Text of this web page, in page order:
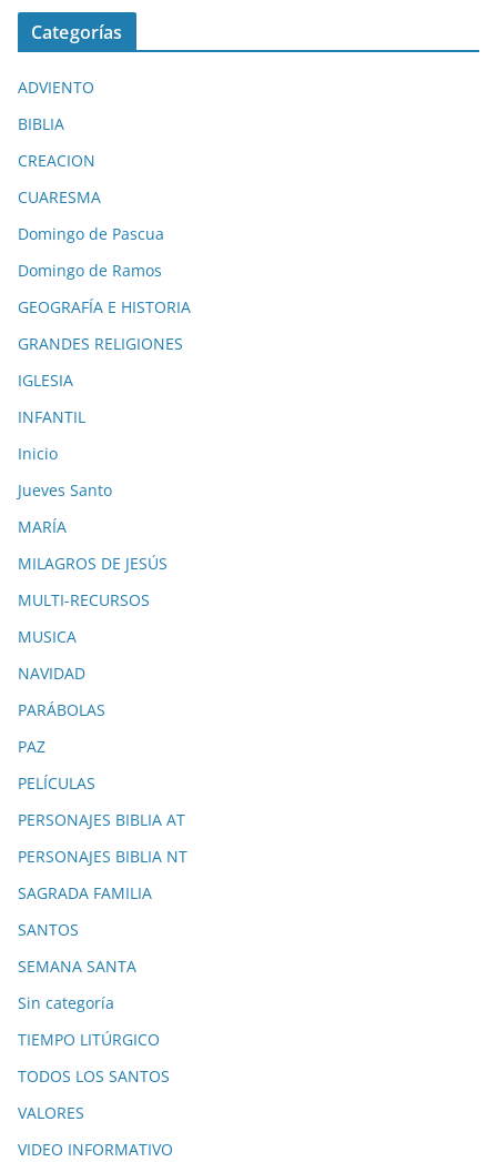
Categorías
ADVIENTO
BIBLIA
CREACION
CUARESMA
Domingo de Pascua
Domingo de Ramos
GEOGRAFÍA E HISTORIA
GRANDES RELIGIONES
IGLESIA
INFANTIL
Inicio
Jueves Santo
MARÍA
MILAGROS DE JESÚS
MULTI-RECURSOS
MUSICA
NAVIDAD
PARÁBOLAS
PAZ
PELÍCULAS
PERSONAJES BIBLIA AT
PERSONAJES BIBLIA NT
SAGRADA FAMILIA
SANTOS
SEMANA SANTA
Sin categoría
TIEMPO LITÚRGICO
TODOS LOS SANTOS
VALORES
VIDEO INFORMATIVO